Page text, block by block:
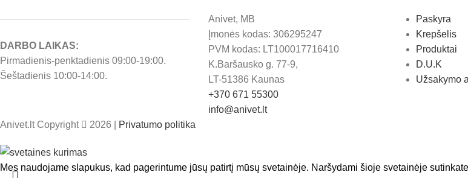
DARBO LAIKAS:
Pirmadienis-penktadienis 09:00-19:00.
Šeštadienis 10:00-14:00.
Anivet, MB
Įmonės kodas: 306295247
PVM kodas: LT100017716410
K.Baršausko g. 77-9,
LT-51386 Kaunas
+370 671 55300
info@anivet.lt
Paskyra
Krepšelis
Produktai
D.U.K
Užsakymo
Anivet.lt Copyright 2026 | Privatumo politika
Mes naudojame slapukus, kad pagerintume jūsų patirtį mūsų svetainėje. Naršydami šioje svetainėje